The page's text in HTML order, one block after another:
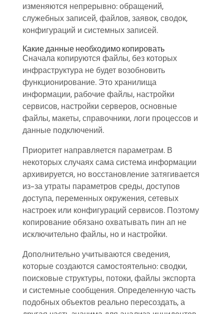
изменяются непрерывно: обращений,
служебных записей, файлов, заявок, сводок,
конфигураций и системных записей.
Какие данные необходимо копировать
Сначала копируются файлы, без которых
инфраструктура не будет возобновить
функционирование. Это хранилища
информации, рабочие файлы, настройки
сервисов, настройки серверов, основные
файлы, макеты, справочники, логи процессов и
данные подключений.
Приоритет направляется параметрам. В
некоторых случаях сама система информации
архивируется, но восстановление затягивается
из-за утраты параметров среды, доступов
доступа, переменных окружения, сетевых
настроек или конфигураций сервисов. Поэтому
копирование обязано охватывать пин ап не
исключительно файлы, но и настройки.
Дополнительно учитываются сведения,
которые создаются самостоятельно: сводки,
поисковые структуры, потоки, файлы экспорта
и системные сообщения. Определенную часть
подобных объектов реально пересоздать, а